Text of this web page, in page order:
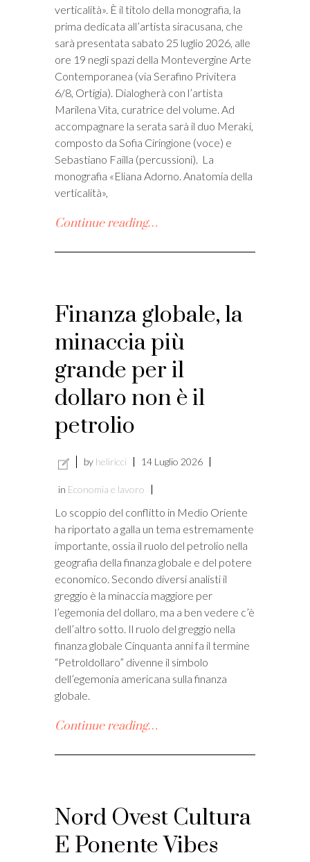
verticalità». È il titolo della monografia, la
prima dedicata all’artista siracusana, che
sarà presentata sabato 25 luglio 2026, alle
ore 19 negli spazi della Montevergine Arte
Contemporanea (via Serafino Privitera
6/8, Ortigia). Dialogherà con l’artista
Marilena Vita, curatrice del volume. Ad
accompagnare la serata sarà il duo Meraki,
composto da Sofia Ciringione (voce) e
Sebastiano Failla (percussioni). La
monografia «Eliana Adorno. Anatomia della
verticalità»,
Continue reading…
Finanza globale, la
minaccia più
grande per il
dollaro non è il
petrolio
by heliricci 14 Luglio 2026
in Economia e lavoro
Lo scoppio del conflitto in Medio Oriente
ha riportato a galla un tema estremamente
importante, ossia il ruolo del petrolio nella
geografia della finanza globale e del potere
economico. Secondo diversi analisti il
greggio è la minaccia maggiore per
l’egemonia del dollaro, ma a ben vedere c’è
dell’altro sotto. Il ruolo del greggio nella
finanza globale Cinquanta anni fa il termine
“Petroldollaro” divenne il simbolo
dell’egemonia americana sulla finanza
globale.
Continue reading…
Nord Ovest Cultura
E Ponente Vibes